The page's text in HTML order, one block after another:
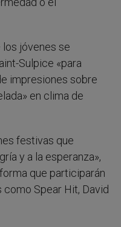
los jóvenes se
Sulpice «para
impresiones sobre
en clima de
festivas que
y a la esperanza»,
que participarán
Spear Hit, David